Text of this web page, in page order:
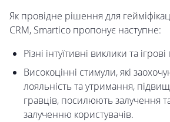
Як провідне рішення для
CRM, Smartico пропонує наступне:
Різні інтуїтивні виклики та
Високоцінні стимули, які
лояльність та утримання,
гравців, посилюють залучення
залученню користувачів.